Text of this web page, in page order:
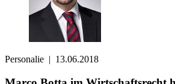
Personalie | 13.06.2018